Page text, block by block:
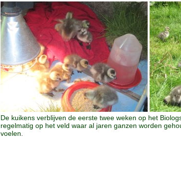
De kuikens verblijven de eerste twee weken op het
regelmatig op het veld waar al jaren ganzen worden
voelen.